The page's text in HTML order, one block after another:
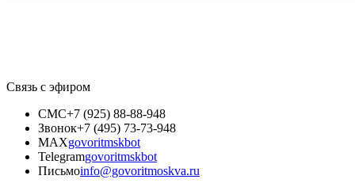
Связь с эфиром
СМС+7 (925) 88-88-948
Звонок+7 (495) 73-73-948
MAXgovoritmskbot
Telegramgovoritmskbot
Письмоinfo@govoritmoskva.ru